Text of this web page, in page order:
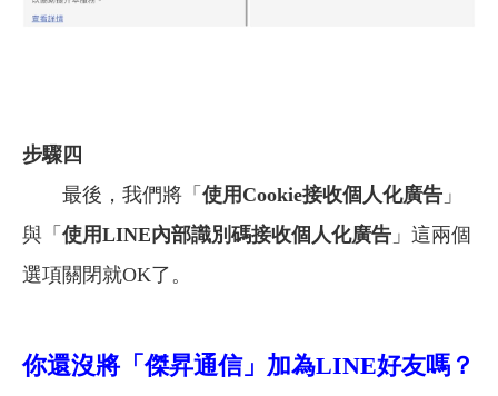
步驟四
最後，我們將「 使用Cookie接收個人化廣告 」
與「 使用LINE內部識別碼接收個人化廣告 」這兩個
選項關閉就OK了。
你還沒將「傑昇通信」加為LINE好友嗎？